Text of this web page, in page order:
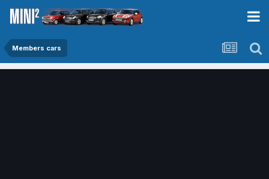
Members cars